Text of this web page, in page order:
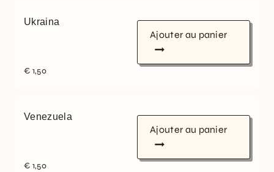
Ukraina
€ 1,50
Ajouter au panier
Venezuela
€ 1,50
Ajouter au panier